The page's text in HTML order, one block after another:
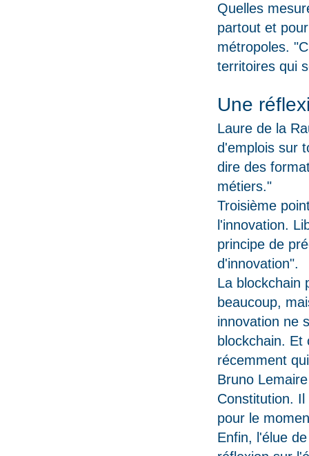
Quelles
partout et
métropoles.
territoires qui
Une
Laure de la
d'emplois sur
dire des
métiers."
Troisième
l'innovation.
principe de
d'innovation".
La blockchain
beaucoup,
innovation ne
blockchain.
récemment
Bruno
Constitution.
pour le
Enfin, l'élue